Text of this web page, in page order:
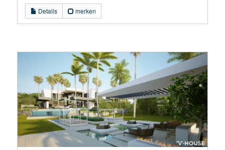
Details merken